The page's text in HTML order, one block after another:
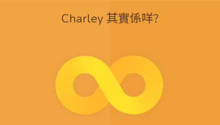
Charley 其實係咩?